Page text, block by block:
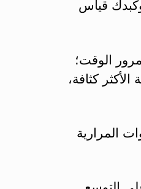
قياس
الوقت؛
كثافة،
المرارية